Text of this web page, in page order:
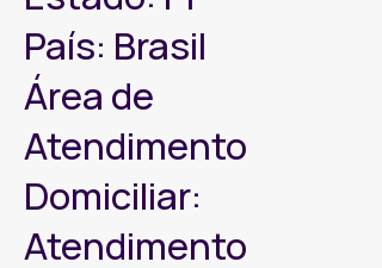
País: Brasil
Área de
Atendimento
Domiciliar:
Atendimento